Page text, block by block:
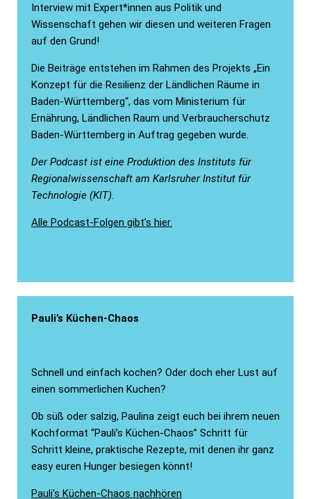
Interview mit Expert*innen aus Politik und
Wissenschaft gehen wir diesen und weiteren Fragen
auf den Grund!
Die Beiträge entstehen im Rahmen des Projekts „Ein
Konzept für die Resilienz der Ländlichen Räume in
Baden-Württemberg“, das vom Ministerium für
Ernährung, Ländlichen Raum und Verbraucherschutz
Baden-Württemberg in Auftrag gegeben wurde.
Der Podcast ist eine Produktion des Instituts für
Regionalwissenschaft am Karlsruher Institut für
Technologie (KIT).
Alle Podcast-Folgen gibt’s hier.
Pauli’s Küchen-Chaos
Schnell und einfach kochen? Oder doch eher Lust auf
einen sommerlichen Kuchen?
Ob süß oder salzig, Paulina zeigt euch bei ihrem neuen
Kochformat “Pauli’s Küchen-Chaos” Schritt für
Schritt kleine, praktische Rezepte, mit denen ihr ganz
easy euren Hunger besiegen könnt!
Pauli’s Küchen-Chaos nachhören